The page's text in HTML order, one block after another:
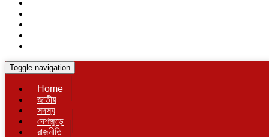
Toggle navigation
Home
জাতীয়
সদস্য
দেশজুড়ে
রাজনীতি